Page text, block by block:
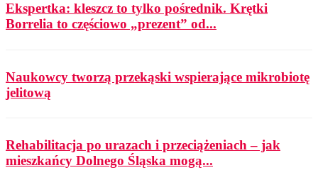
Ekspertka: kleszcz to tylko pośrednik. Krętki
Borrelia to częściowo „prezent” od...
Naukowcy tworzą przekąski wspierające mikrobiotę
jelitową
Rehabilitacja po urazach i przeciążeniach – jak
mieszkańcy Dolnego Śląska mogą...